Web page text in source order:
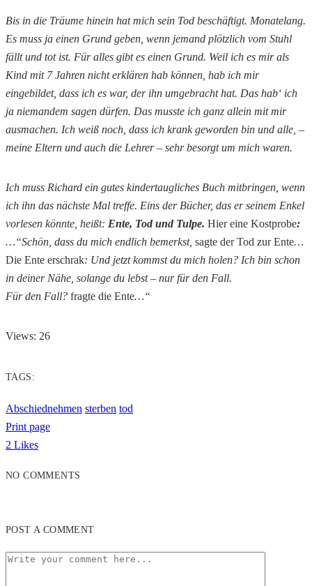
Bis in die Träume hinein hat mich sein Tod beschäftigt. Monatelang.
Es muss ja einen Grund geben, wenn jemand plötzlich vom Stuhl
fällt und tot ist. Für alles gibt es einen Grund. Weil ich es mir als
Kind mit 7 Jahren nicht erklären hab können, hab ich mir
eingebildet, dass ich es war, der ihn umgebracht hat. Das hab‘ ich
ja niemandem sagen dürfen. Das musste ich ganz allein mit mir
ausmachen. Ich weiß noch, dass ich krank geworden bin und alle, –
meine Eltern und auch die Lehrer – sehr besorgt um mich waren.
Ich muss Richard ein gutes kindertaugliches Buch mitbringen, wenn
ich ihn das nächste Mal treffe. Eins der Bücher, das er seinem Enkel
vorlesen könnte, heißt: Ente, Tod und Tulpe. Hier eine Kostprobe:
…“Schön, dass du mich endlich bemerkst, sagte der Tod zur Ente…
Die Ente erschrak: Und jetzt kommst du mich holen? Ich bin schon
in deiner Nähe, solange du lebst – nur für den Fall.
Für den Fall? fragte die Ente…“
Views: 26
TAGS:
Abschiednehmen sterben tod
Print page
2 Likes
NO COMMENTS
POST A COMMENT